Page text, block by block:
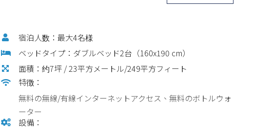
宿泊人数：最大4名様
ベッドタイプ：ダブルベッド2台（160x190 cm）
面積：约7坪 / 23平方メートル/249平方フィート
特徴：
無料の無線/有線インターネットアクセス、無料のボトルウォ
ーター
設備：